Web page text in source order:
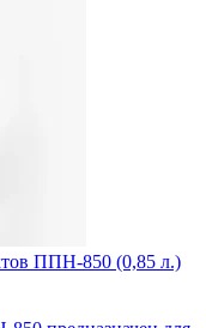
ППН-850 (0,85 л.)